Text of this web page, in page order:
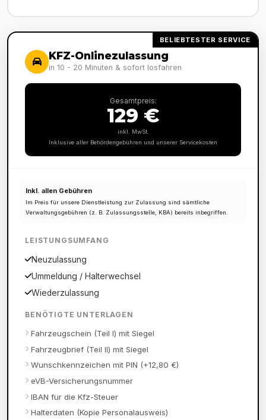
BELIEBTESTER SERVICE
KFZ-Onlinezulassung
in 10 - 20 Minuten & sofort losfahren
Gesamtpreis:
129 €
inkl. MwSt.
Inklusive aller Behördengebühren und unserer Servicekosten
Inkl. allen Gebühren
Im Preis für unsere Dienstleistung zur Zulassung sind sämtliche
Verwaltungsgebühren (z. B. Zulassungsstelle, KBA) bereits inbegriffen.
LEISTUNGSUMFANG
Neuzulassung
Ummeldung / Halterwechsel
Wiederzulassung
BENÖTIGTE UNTERLAGEN
Fahrzeugschein (Teil I) mit Siegel
Fahrzeugbrief (Teil II) mit Siegel
Wunschkennzeichen mit PIN (+12,80 €)
eVB-Versicherungsnummer
IBAN für die Kfz-Steuer
Halterdaten (Kopie Personalausweis)